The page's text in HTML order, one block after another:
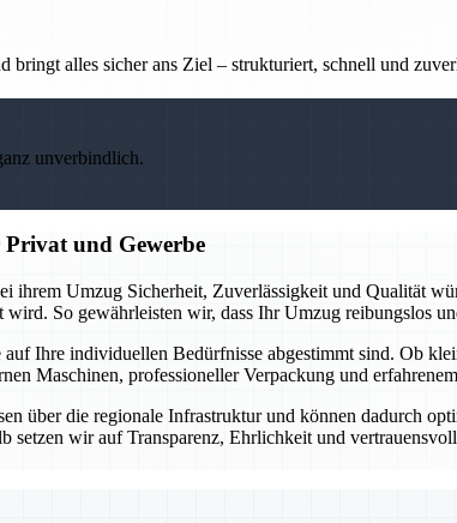
alles sicher ans Ziel – strukturiert, schnell und
unverbindlich.
Privat und Gewerbe
Umzug Sicherheit, Zuverlässigkeit und Qualität
So gewährleisten wir, dass Ihr Umzug reibungslos
Ihre individuellen Bedürfnisse abgestimmt sind. Ob
Maschinen, professioneller Verpackung und
über die regionale Infrastruktur und können dadurch
setzen wir auf Transparenz, Ehrlichkeit und